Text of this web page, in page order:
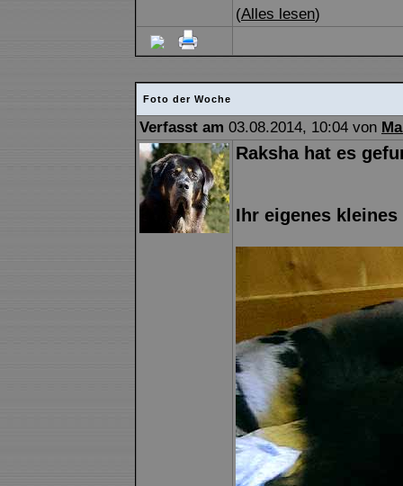
(Alles lesen)
Foto der Woche
Verfasst am 03.08.2014, 10:04 von
Raksha hat es
Ihr eigenes